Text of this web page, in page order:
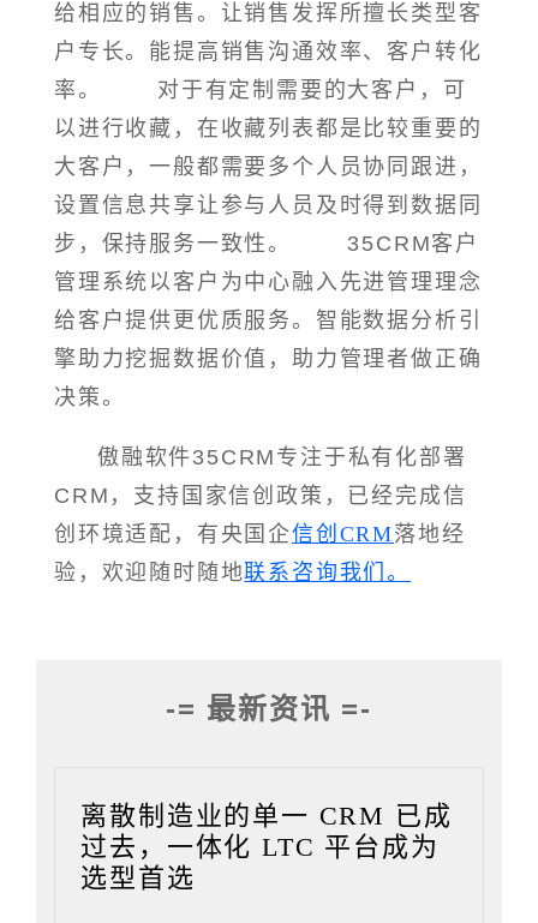
给相应的销售。让销售发挥所擅长类型客
户专长。能提高销售沟通效率、客户转化
率。 对于有定制需要的大客户，可
以进行收藏，在收藏列表都是比较重要的
大客户，一般都需要多个人员协同跟进，
设置信息共享让参与人员及时得到数据同
步，保持服务一致性。 35CRM客户
管理系统以客户为中心融入先进管理理念
给客户提供更优质服务。智能数据分析引
擎助力挖掘数据价值，助力管理者做正确
决策。
傲融软件35CRM专注于私有化部署
CRM，支持国家信创政策，已经完成信
创环境适配，有央国企信创CRM落地经
验，欢迎随时随地联系咨询我们。
-= 最新资讯 =-
离散制造业的单一 CRM 已成
过去，一体化 LTC 平台成为
选型首选